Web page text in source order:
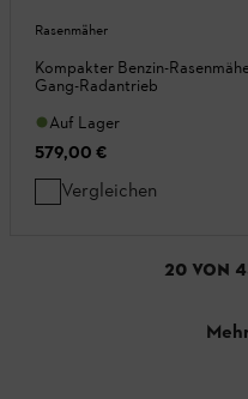
Rasenmäher
Kompakter Benzin-
Gang-Radantrieb
Auf Lager
579,00 €
Vergleichen
20 VON